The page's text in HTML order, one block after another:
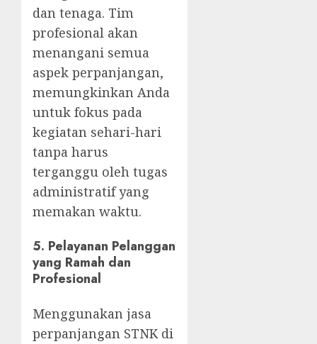
dan tenaga. Tim
profesional akan
menangani semua
aspek perpanjangan,
memungkinkan Anda
untuk fokus pada
kegiatan sehari-hari
tanpa harus
terganggu oleh tugas
administratif yang
memakan waktu.
5. Pelayanan Pelanggan
yang Ramah dan
Profesional
Menggunakan jasa
perpanjangan STNK di